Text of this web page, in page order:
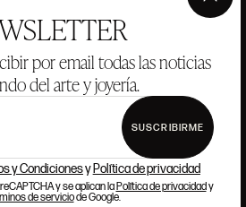
por email todas las noticias
del arte y joyería.
SUSCRIBIRME
y Condicionesy Política de privacidad
y se aplican laPolítica de privacidady
de serviciode Google.
×
GALERÍA
VALORACIONES